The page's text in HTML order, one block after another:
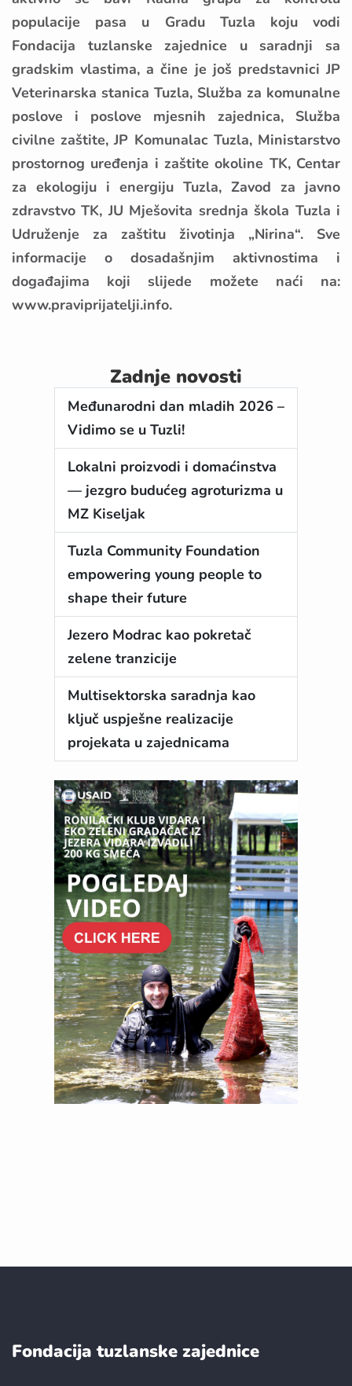
populacije pasa u Gradu Tuzla koju vodi
Fondacija tuzlanske zajednice u saradnji sa
gradskim vlastima, a čine je još predstavnici JP
Veterinarska stanica Tuzla, Služba za komunalne
poslove i poslove mjesnih zajednica, Služba
civilne zaštite, JP Komunalac Tuzla, Ministarstvo
prostornog uređenja i zaštite okoline TK, Centar
za ekologiju i energiju Tuzla, Zavod za javno
zdravstvo TK, JU Mješovita srednja škola Tuzla i
Udruženje za zaštitu životinja „Nirina“. Sve
informacije o dosadašnjim aktivnostima i
događajima koji slijede možete naći na:
www.praviprijatelji.info.
Zadnje novosti
Međunarodni dan mladih 2026 –
Vidimo se u Tuzli!
Lokalni proizvodi i domaćinstva
— jezgro budućeg agroturizma u
MZ Kiseljak
Tuzla Community Foundation
empowering young people to
shape their future
Jezero Modrac kao pokretač
zelene tranzicije
Multisektorska saradnja kao
ključ uspješne realizacije
projekata u zajednicama
Fondacija tuzlanske zajednice